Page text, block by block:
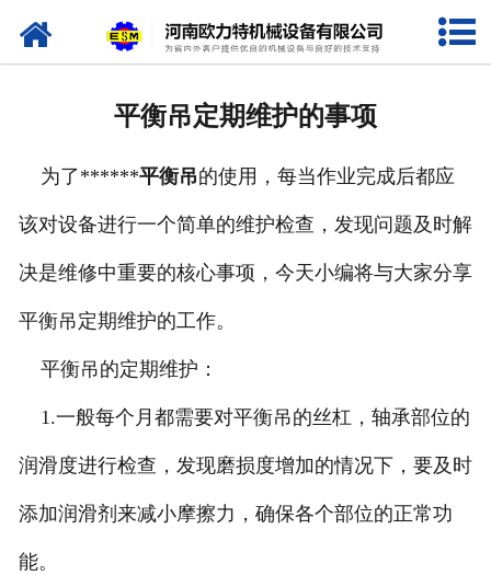
网站首页
联系我们
平衡吊定期维护的事项
为了******平衡吊的使用，每当作业完成后都应
该对设备进行一个简单的维护检查，发现问题及时解
决是维修中重要的核心事项，今天小编将与大家分享
平衡吊定期维护的工作。
平衡吊的定期维护：
1.一般每个月都需要对平衡吊的丝杠，轴承部位的
润滑度进行检查，发现磨损度增加的情况下，要及时
添加润滑剂来减小摩擦力，确保各个部位的正常功
能。